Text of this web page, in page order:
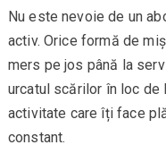
Nu este nevoie de un
activ. Orice formă de
mers pe jos până la
urcatul scărilor în loc
activitate care îți face
constant.